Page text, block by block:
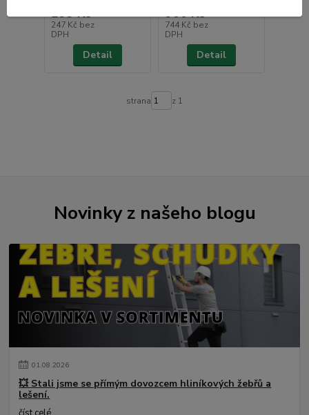
299 Kč
247 Kč bez
DPH
Detail
900 Kč
744 Kč bez
DPH
Detail
strana z 1
Novinky z našeho blogu
01.08.2026
💥 Stali jsme se přímým dovozcem hliníkových žebřů a
lešení.